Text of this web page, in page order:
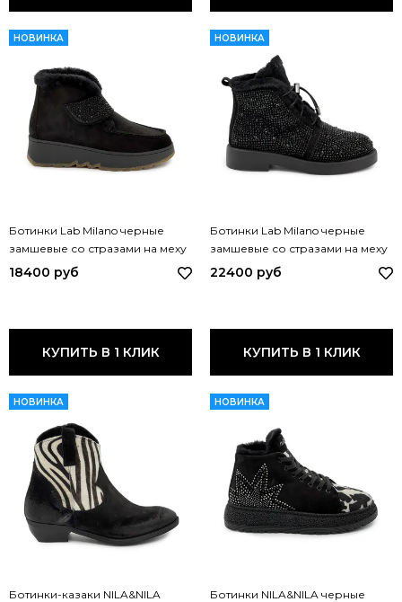
НОВИНКА
Ботинки Lab Milano черные
замшевые со стразами на меху
07913086 LAB NERO
18400 руб
КУПИТЬ В 1 КЛИК
НОВИНКА
Ботинки Lab Milano черные
замшевые со стразами на меху
G064240118 LAB NERO
22400 руб
КУПИТЬ В 1 КЛИК
НОВИНКА
Ботинки-казаки NILA&NILA
НОВИНКА
Ботинки NILA&NILA черные